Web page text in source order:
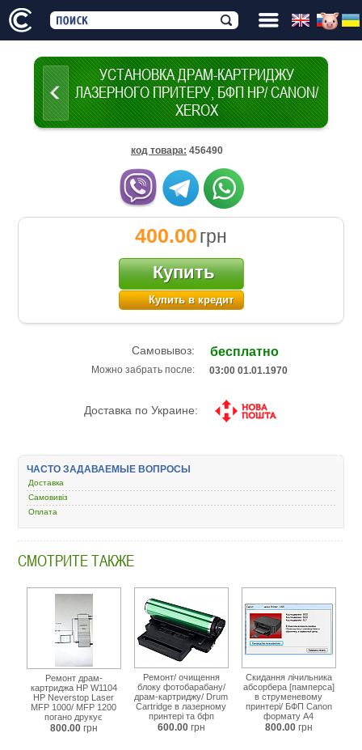
УСТАНОВКА ДРАМ-КАРТРИДЖУ
ЛАЗЕРНОГО ПРИТЕРУ, БФП HP/ CANON/
XEROX
код товара: 456490
400.00грн
Купить
Купить в кредит
Самовывоз: бесплатно
Можно забрать после: 03:00 01.01.1970
Доставка по Украине:
ЧАСТО ЗАДАВАЕМЫЕ ВОПРОСЫ
Доставка
Самовивіз
Оплата
СМОТРИТЕ ТАКЖЕ
Ремонт драм-
картриджа HP W1104
HP Neverstop Laser
MFP 1000/ MFP 1200
погано друкує
800.00 грн
Ремонт/ очищення
блоку фотобарабану/
драм-картриджу/ Drum
Cartridge в лазерному
принтері та бфп
600.00 грн
Скидання лічильника
абсорбера [памперса]
в струменевому
принтері/ БФП Canon
формату А4
800.00 грн